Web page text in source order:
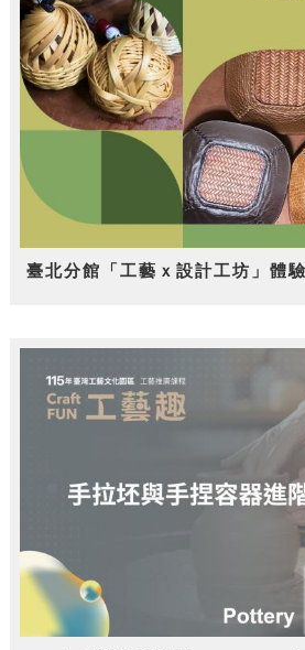
臺北分館「工藝ｘ設計工坊」體